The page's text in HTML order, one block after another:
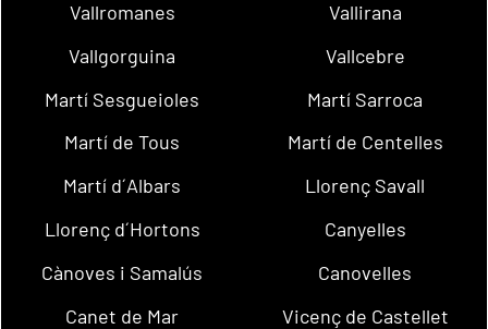
Vallromanes
Vallirana
Vallgorguina
Vallcebre
Martí Sesgueioles
Martí Sarroca
Martí de Tous
Martí de Centelles
Martí d´Albars
Llorenç Savall
Llorenç d´Hortons
Canyelles
Cànoves i Samalús
Canovelles
Canet de Mar
Vicenç de Castellet